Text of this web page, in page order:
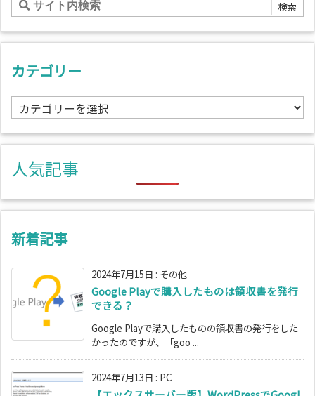
カテゴリー
カ
テ
ゴ
ー
人気記事
新着記事
2024年7月15日 : その他
Google Playで購入したものは領収書を発行
できる？
Google Playで購入したものの領収書の発行をした
かったのですが、「goo ...
2024年7月13日 : PC